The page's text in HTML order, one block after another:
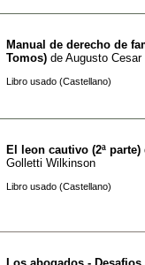
Manual de derecho de
Tomos) de Augusto
Libro usado (Castellano)
El leon cautivo (2ª parte)
Golletti Wilkinson
Libro usado (Castellano)